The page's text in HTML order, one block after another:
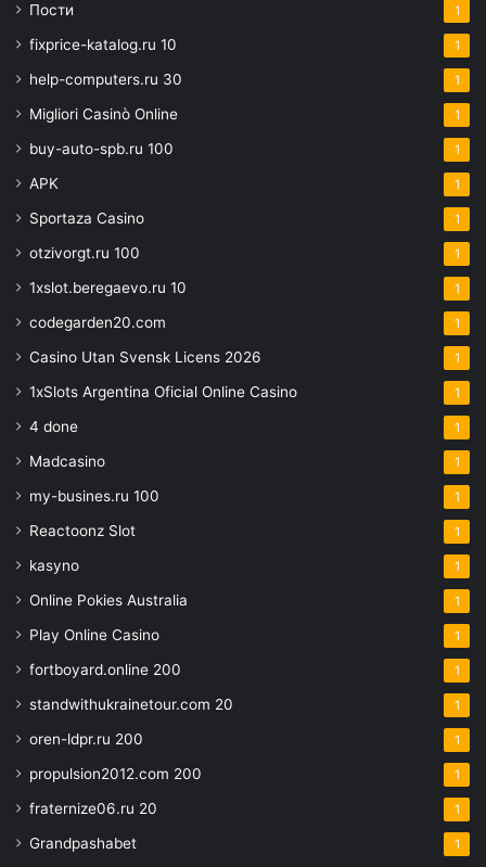
Пости 1
fixprice-katalog.ru 10 1
help-computers.ru 30 1
Migliori Casinò Online 1
buy-auto-spb.ru 100 1
APK 1
Sportaza Casino 1
otzivorgt.ru 100 1
1xslot.beregaevo.ru 10 1
codegarden20.com 1
Casino Utan Svensk Licens 2026 1
1xSlots Argentina Oficial Online Casino 1
4 done 1
Madcasino 1
my-busines.ru 100 1
Reactoonz Slot 1
kasyno 1
Online Pokies Australia 1
Play Online Casino 1
fortboyard.online 200 1
standwithukrainetour.com 20 1
oren-ldpr.ru 200 1
propulsion2012.com 200 1
fraternize06.ru 20 1
Grandpashabet 1